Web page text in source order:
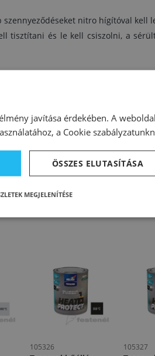
nitro hígítóval kell
tisztítani és le kell csiszolni, a
105326 105327
javítása érdekében. A
a Cookie
ÖSSZES ELUTASÍTÁSA
MEGJELENÍTÉSE